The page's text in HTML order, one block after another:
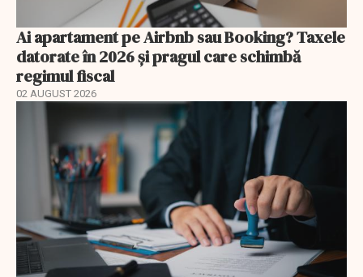
Ai apartament pe Airbnb sau Booking? Taxele
datorate în 2026 și pragul care schimbă
regimul fiscal
02 AUGUST 2026